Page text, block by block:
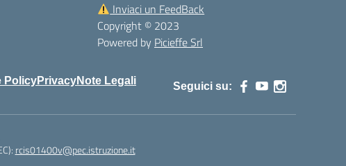
Inviaci un FeedBack
Copyright © 2023
Powered by Picieffe Srl
PolicyPrivacyNote Legali Seguici su:
rcis01400v@pec.istruzione.it